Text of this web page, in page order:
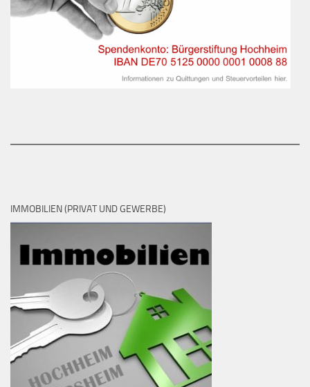
IMMOBILIEN (PRIVAT UND GEWERBE)